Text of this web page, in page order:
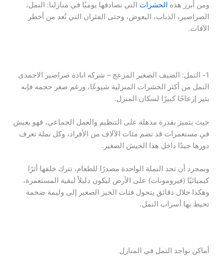
ومن أبرز هذه الحشرات التي نصادفها يوميًا في منازلنا: النمل،
الصراصير، الذباب، البعوض، وحتى الفئران التي تُعد من أخطر
الآفات.
1- النمل: الضيف الصغير المزعج – شركه ابادة صراصير الاحمدى
النمل من أكثر الحشرات المنزلية شيوعًا، ورغم صغر حجمه فإنه
يثير إزعاجًا كبيرًا لسكان المنزل.
حيث يتميز بقدرة مذهلة على التنظيم والعمل الجماعي، فهو يعيش
في مستعمرات قد تضم مئات الآلاف من الأفراد، وكل نملة تعرف
دورها جيدًا داخل هذا الجيش الصغير.
وبمجرد أن تجد النملة الواحدة مصدرًا للطعام، تترك خلفها أثرًا
كيميائيًا (فيرومونات) على الأرض ليكون دليلاً لبقية المستعمرة،
وهكذا خلال دقائق يتحول فتات الخبز الصغير إلى وليمة ضخمة
تحيط بها أسراب النمل.
أماكن تواجد النمل في المنازل